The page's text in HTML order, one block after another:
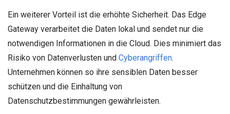
Ein weiterer Vorteil ist die erhöhte Sicherheit. Das Edge
Gateway verarbeitet die Daten lokal und sendet nur die
notwendigen Informationen in die Cloud. Dies minimiert das
Risiko von Datenverlusten und Cyberangriffen.
Unternehmen können so ihre sensiblen Daten besser
schützen und die Einhaltung von
Datenschutzbestimmungen gewährleisten.